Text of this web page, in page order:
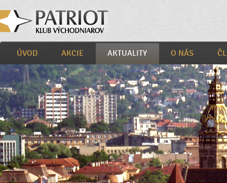
ÚVOD AKCIE AKTUALITY O NÁS